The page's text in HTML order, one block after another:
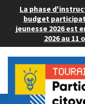
La phase
budget
jeunesse 2026 est
2026 au 11